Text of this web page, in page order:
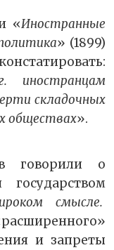
«Иностранные
» (1899)
складочных
обществах».
говорили о
государством
смысле.
и запреты